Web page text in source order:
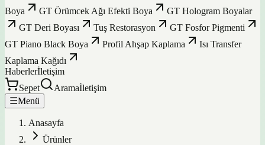
Boya
GT Örümcek Ağı Efekti Boya
GT Hologram Boyalar
GT Deri Boyası
Tuş Restorasyon
GT Fosfor Pigmenti
GT Piano Black Boya
Profil Ahşap Kaplama
Isı Transfer
Kaplama Kağıdı
Haberlerİletişim
Sepet
Aramaİletişim
☰Menü
Anasayfa
Ürünler